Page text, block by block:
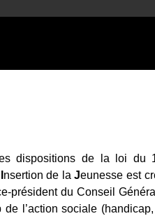
dispositions de la loi du
nsertion de laJeunesse est
président du Conseil
de l’action sociale